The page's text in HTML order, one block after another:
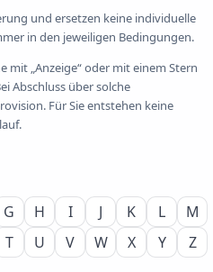
und ersetzen keine individuelle
in den jeweiligen Bedingungen.
mit „Anzeige“ oder mit einem Stern
Abschluss über solche
Für Sie entstehen keine
G H I J K L
M
T U V W X Y
Z